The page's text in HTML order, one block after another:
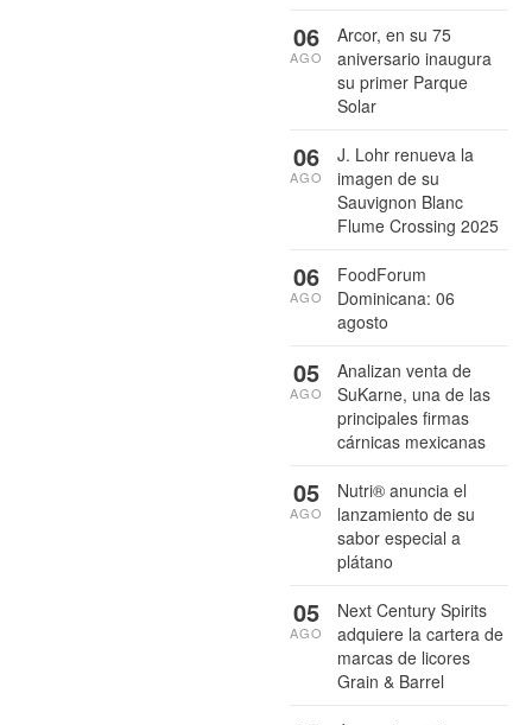
Arcor, en su 75
aniversario inaugura
su primer Parque
Solar
06
AGO
J. Lohr renueva la
imagen de su
Sauvignon Blanc
Flume Crossing 2025
06
AGO
FoodForum
Dominicana: 06
agosto
06
AGO
Analizan venta de
SuKarne, una de las
principales firmas
cárnicas mexicanas
05
AGO
Nutri® anuncia el
lanzamiento de su
sabor especial a
plátano
05
AGO
Next Century Spirits
adquiere la cartera de
marcas de licores
Grain & Barrel
05
AGO